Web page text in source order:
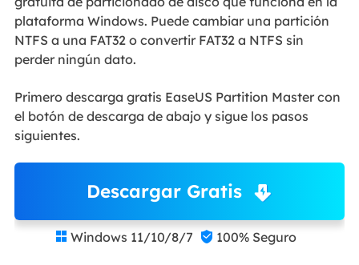
plataforma Windows. Puede cambiar una partición
NTFS a una FAT32 o convertir FAT32 a NTFS sin
perder ningún dato.
Primero descarga gratis EaseUS Partition Master con
el botón de descarga de abajo y sigue los pasos
siguientes.
Descargar Gratis
 Windows 11/10/8/7  100% Seguro